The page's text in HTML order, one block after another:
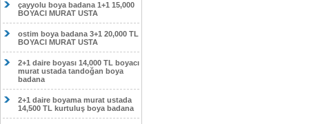
çayyolu boya badana 1+1 15,000
BOYACI MURAT USTA
ostim boya badana 3+1 20,000 TL
BOYACI MURAT USTA
2+1 daire boyası 14,000 TL boyacı
murat ustada tandoğan boya
badana
2+1 daire boyama murat ustada
14,500 TL kurtuluş boya badana